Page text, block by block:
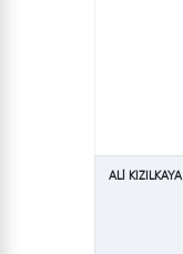
ALİ KIZILKAYA